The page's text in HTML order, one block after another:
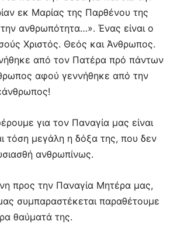
εκ Μαρίας της Παρθένου της
ανθρωπότητα…». Ένας είναι ο
Χριστός. Θεός και Άνθρωπος.
από τον Πατέρα πρό πάντων
αφού γεννήθηκε από την
για τον Παναγία μας είναι
τόση μεγάλη η δόξα της, που δεν
ανθρωπίνως.
προς την Παναγία Μητέρα μας,
συμπαραστέκεται παραθέτουμε
θαύματά της.